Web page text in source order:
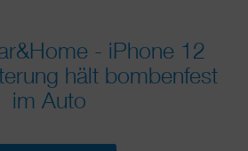
- iPhone 12
hält bombenfest
im Auto